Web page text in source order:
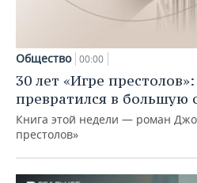
Общество 00:00
30 лет «Игре
превратился в большую
Книга этой недели — роман
престолов»